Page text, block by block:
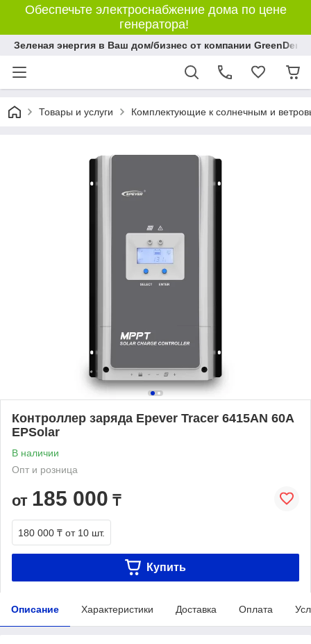
Обеспечьте электроснабжение дома по цене
генератора!
Зеленая энергия в Ваш дом/бизнес от компании GreenDem!
Товары и услуги Комплектующие к солнечным и
Контроллер заряда Epever Tracer 6415AN 60A
EPSolar
В наличии
Опт и розница
от 185 000 ₸
180 000 ₸ от 10 шт.
Купить
Описание Характеристики Доставка Оплата